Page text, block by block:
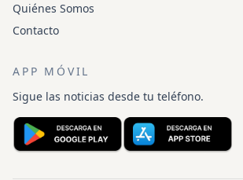
Quiénes Somos
Contacto
APP MÓVIL
Sigue las noticias desde tu teléfono.